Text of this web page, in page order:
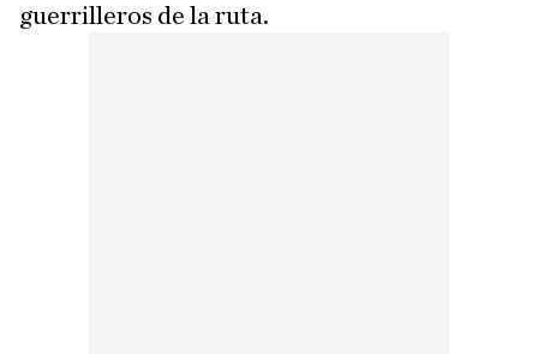
guerrilleros de la ruta.